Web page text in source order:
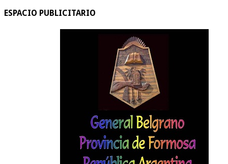
ESPACIO PUBLICITARIO